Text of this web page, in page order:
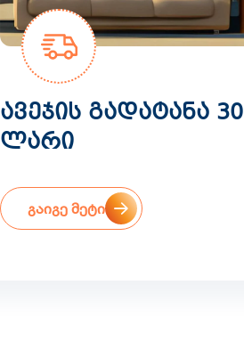
ავეჯის გადატანა 30
ლარი
გაიგე მეტი